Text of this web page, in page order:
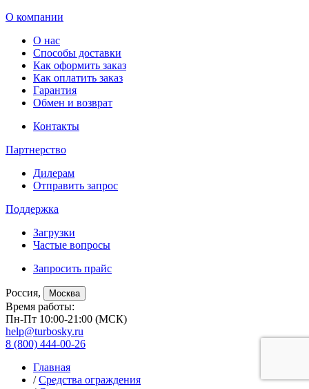
О компании
О нас
Способы доставки
Как оформить заказ
Как оплатить заказ
Гарантия
Обмен и возврат
Контакты
Партнерство
Дилерам
Отправить запрос
Поддержка
Загрузки
Частые вопросы
Запросить прайс
Россия, Москва
Время работы:
Пн-Пт 10:00-21:00 (МСК)
help@turbosky.ru
8 (800) 444-00-26
Главная
/Средства ограждения